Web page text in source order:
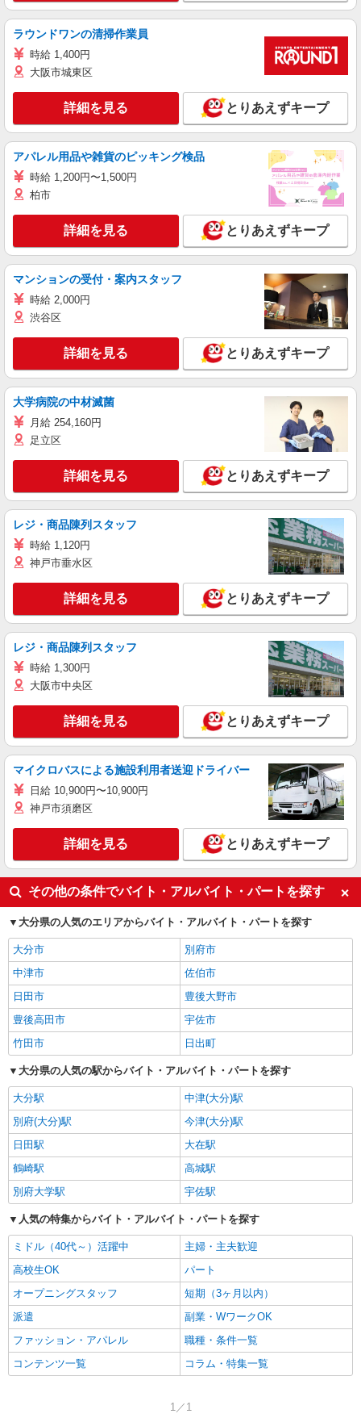
ラウンドワンの清掃作業員
時給 1,400円
大阪市城東区
詳細を見る とりあえずキープ
アパレル用品や雑貨のピッキング検品
時給 1,200円〜1,500円
柏市
詳細を見る とりあえずキープ
マンションの受付・案内スタッフ
時給 2,000円
渋谷区
詳細を見る とりあえずキープ
大学病院の中材滅菌
月給 254,160円
足立区
詳細を見る とりあえずキープ
レジ・商品陳列スタッフ
時給 1,120円
神戸市垂水区
詳細を見る とりあえずキープ
レジ・商品陳列スタッフ
時給 1,300円
大阪市中央区
詳細を見る とりあえずキープ
マイクロバスによる施設利用者送迎ドライバー
日給 10,900円〜10,900円
神戸市須磨区
詳細を見る とりあえずキープ
その他の条件でバイト・アルバイト・パートを探す
大分県の人気のエリアからバイト・アルバイト・パートを探す
大分市
別府市
中津市
佐伯市
日田市
豊後大野市
豊後高田市
宇佐市
竹田市
日出町
大分県の人気の駅からバイト・アルバイト・パートを探す
大分駅
中津(大分)駅
別府(大分)駅
今津(大分)駅
日田駅
大在駅
鶴崎駅
高城駅
別府大学駅
宇佐駅
人気の特集からバイト・アルバイト・パートを探す
ミドル（40代～）活躍中
主婦・主夫歓迎
高校生OK
パート
オープニングスタッフ
短期（3ヶ月以内）
派遣
副業・WワークOK
ファッション・アパレル
職種・条件一覧
コンテンツ一覧
コラム・特集一覧
1／1